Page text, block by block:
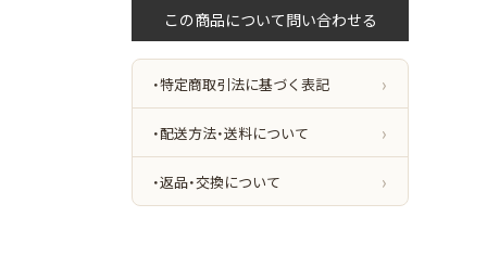
・特定商取引法に基づく表記
・配送方法・送料について
・返品・交換について